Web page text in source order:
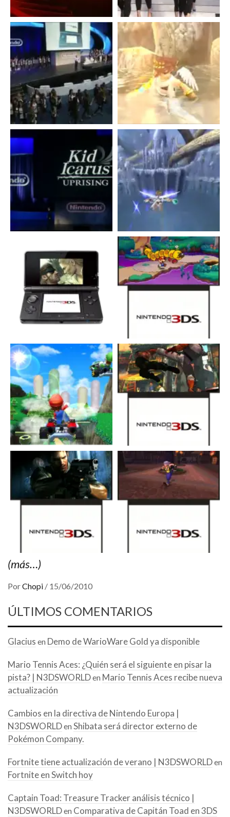
(más…)
PorChopi / 15/06/2010
ÚLTIMOS COMENTARIOS
Glacius en Demo de WarioWare Gold ya disponible
Mario Tennis Aces: ¿Quién será el siguiente en pisar la
pista? | N3DSWORLDen Mario Tennis Aces recibe nueva
actualización
Cambios en la directiva de Nintendo Europa |
N3DSWORLDen Shibata será director externo de
Pokémon Company.
Fortnite tiene actualización de verano | N3DSWORLDen
Fortnite en Switch hoy
Captain Toad: Treasure Tracker análisis técnico |
N3DSWORLDen Comparativa de Capitán Toad en 3DS